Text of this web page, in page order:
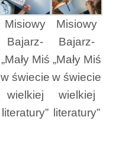
Misiowy
Bajarz-
„Mały Miś
w świecie
wielkiej
literatury”
Misiowy
Bajarz-
„Mały Miś
w świecie
wielkiej
literatury”